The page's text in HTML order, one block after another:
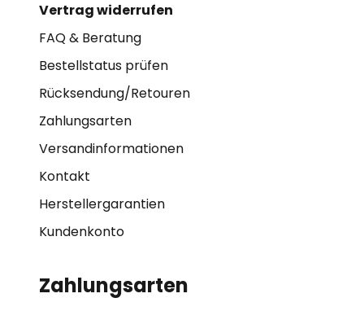
Vertrag widerrufen
FAQ & Beratung
Bestellstatus prüfen
Rücksendung/Retouren
Zahlungsarten
Versandinformationen
Kontakt
Herstellergarantien
Kundenkonto
Zahlungsarten